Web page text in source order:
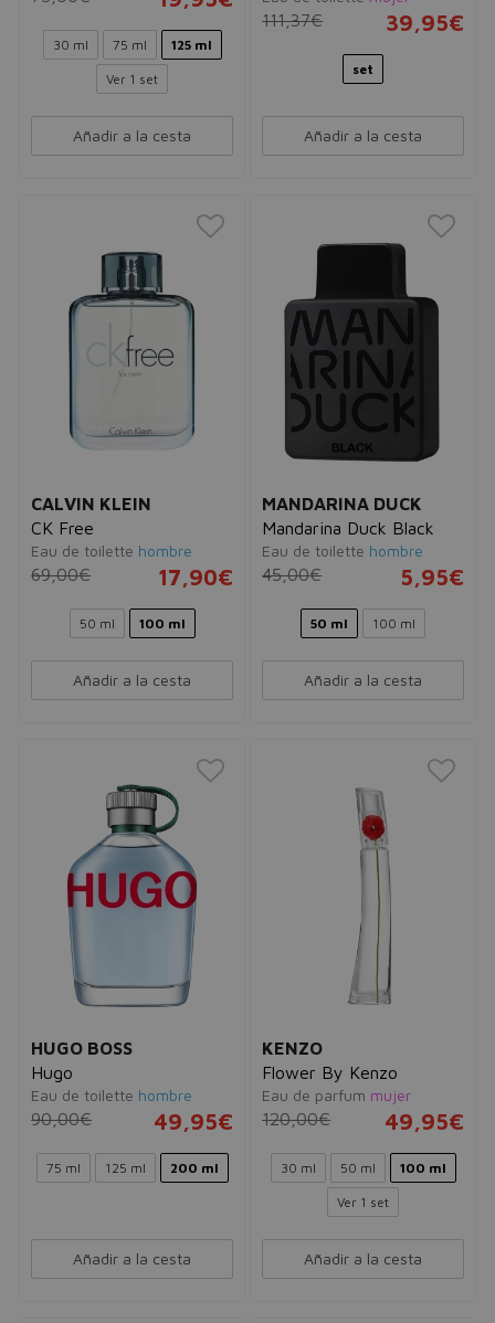
30 ml 75 ml 125 ml
Ver 1 set
Añadir a la cesta
111,37€ 39,95€
set
Añadir a la cesta
CALVIN KLEIN
CK Free
Eau de toilette hombre
69,00€ 17,90€
50 ml 100 ml
Añadir a la cesta
MANDARINA DUCK
Mandarina Duck Black
Eau de toilette hombre
45,00€ 5,95€
50 ml 100 ml
Añadir a la cesta
HUGO BOSS
Hugo
Eau de toilette hombre
90,00€ 49,95€
75 ml 125 ml 200 ml
Añadir a la cesta
KENZO
Flower By Kenzo
Eau de parfum mujer
120,00€ 49,95€
30 ml 50 ml 100 ml
Ver 1 set
Añadir a la cesta